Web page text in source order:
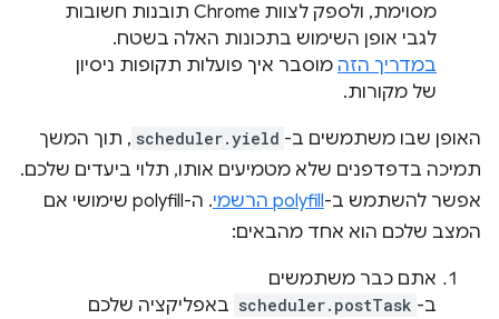
מסוימת, ולספק לצוות Chrome תובנות חשובות
לגבי אופן השימוש בתכונות האלה בשטח.
במדריך הזה מוסבר איך פועלות תקופות ניסיון
של מקורות.
האופן שבו משתמשים ב- scheduler.yield , תוך המשך
תמיכה בדפדפנים שלא מטמיעים אותו, תלוי ביעדים שלכם.
אפשר להשתמש ב-polyfill הרשמי
. ה-polyfill שימושי אם
המצב שלכם הוא אחד מהבאים:
אתם כבר משתמשים
ב- scheduler.postTask באפליקציה שלכם